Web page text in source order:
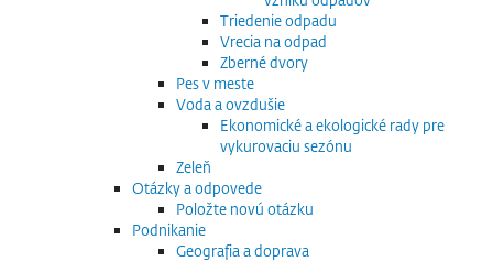
Triedenie odpadu
Vrecia na odpad
Zberné dvory
Pes v meste
Voda a ovzdušie
Ekonomické a ekologické rady pre
vykurovaciu sezónu
Zeleň
Otázky a odpovede
Položte novú otázku
Podnikanie
Geografia a doprava